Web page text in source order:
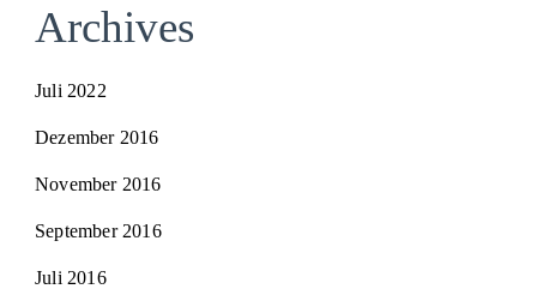
Archives
Juli 2022
Dezember 2016
November 2016
September 2016
Juli 2016